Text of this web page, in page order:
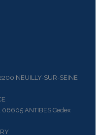
NEUILLY-SUR-SEINE
ANTIBES Cedex